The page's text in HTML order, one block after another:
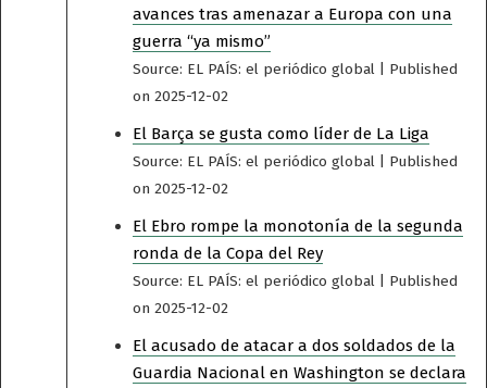
avances tras amenazar a Europa con una
guerra “ya mismo”
Source: EL PAÍS: el periódico global
Published
on 2025-12-02
El Barça se gusta como líder de La Liga
Source: EL PAÍS: el periódico global
Published
on 2025-12-02
El Ebro rompe la monotonía de la segunda
ronda de la Copa del Rey
Source: EL PAÍS: el periódico global
Published
on 2025-12-02
El acusado de atacar a dos soldados de la
Guardia Nacional en Washington se declara